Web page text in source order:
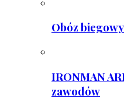
Obóz
IRONMAN
zawodów